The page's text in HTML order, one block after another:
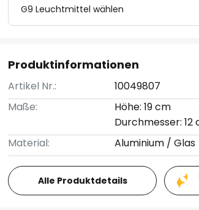
G9 Leuchtmittel wählen
Produktinformationen
Artikel Nr.:
10049807
Maße:
Höhe: 19 cm
Durchmesser: 12
Material:
Aluminium / Glas
Alle Produktdetails